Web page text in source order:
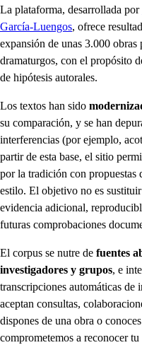
La plataforma, desarrollada por
García-Luengos, ofrece
expansión de unas 3.000 obras
dramaturgos, con el propósito
de hipótesis autorales.
Los textos han sido
su comparación, y se han
interferencias (por ejemplo,
partir de esta base, el sitio
por la tradición con propuestas
estilo. El objetivo no es
evidencia adicional,
futuras comprobaciones
El corpus se nutre de fuentes
investigadores y grupos, e
transcripciones automáticas de
aceptan consultas,
dispones de una obra o
comprometemos a reconocer